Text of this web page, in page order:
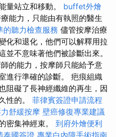
量站立和移動。 buffet外燴
能力，只能由有執照的醫生
的聽力檢查服務 儘管按摩治療
化和退化，他們可以解釋用拉
不意味著他們被診斷出來。
的能力，按摩師只能給予意
進行準確的診斷。 疤痕組織
阻礙了長神經纖維的再生，因
性的。 菲律賓簽證申請流程
舒緩按摩 壁癌修復專業建議
密集神經束。 到府外燴便利
泰國簽證 專業白內障手術指南